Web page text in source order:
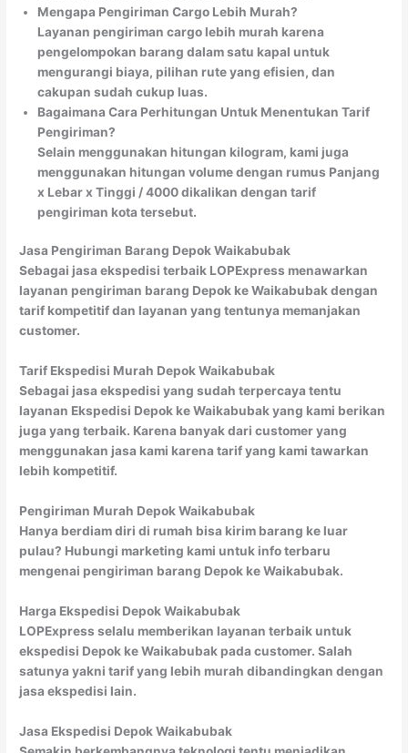
Mengapa Pengiriman Cargo Lebih Murah?
Layanan pengiriman cargo lebih murah karena
pengelompokan barang dalam satu kapal untuk
mengurangi biaya, pilihan rute yang efisien, dan
cakupan sudah cukup luas.
Bagaimana Cara Perhitungan Untuk Menentukan Tarif
Pengiriman?
Selain menggunakan hitungan kilogram, kami juga
menggunakan hitungan volume dengan rumus Panjang
x Lebar x Tinggi / 4000 dikalikan dengan tarif
pengiriman kota tersebut.
Jasa Pengiriman Barang Depok Waikabubak
Sebagai jasa ekspedisi terbaik LOPExpress menawarkan
layanan pengiriman barang Depok ke Waikabubak dengan
tarif kompetitif dan layanan yang tentunya memanjakan
customer.
Tarif Ekspedisi Murah Depok Waikabubak
Sebagai jasa ekspedisi yang sudah terpercaya tentu
layanan Ekspedisi Depok ke Waikabubak yang kami berikan
juga yang terbaik. Karena banyak dari customer yang
menggunakan jasa kami karena tarif yang kami tawarkan
lebih kompetitif.
Pengiriman Murah Depok Waikabubak
Hanya berdiam diri di rumah bisa kirim barang ke luar
pulau? Hubungi marketing kami untuk info terbaru
mengenai pengiriman barang Depok ke Waikabubak.
Harga Ekspedisi Depok Waikabubak
LOPExpress selalu memberikan layanan terbaik untuk
ekspedisi Depok ke Waikabubak pada customer. Salah
satunya yakni tarif yang lebih murah dibandingkan dengan
jasa ekspedisi lain.
Jasa Ekspedisi Depok Waikabubak